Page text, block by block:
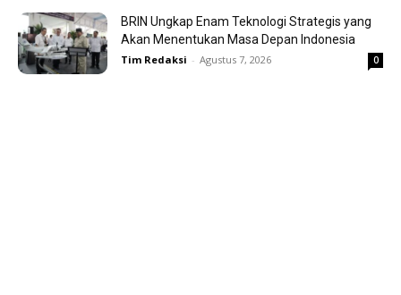
BRIN Ungkap Enam Teknologi Strategis yang
Akan Menentukan Masa Depan Indonesia
Tim Redaksi - Agustus 7, 2026 0